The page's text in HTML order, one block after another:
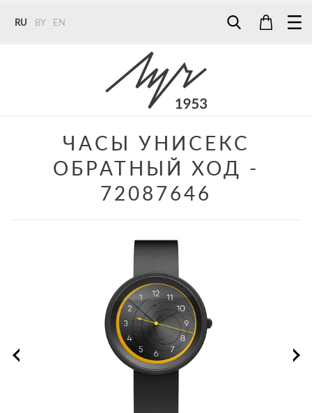
RU BY EN
+375 (29) 272 51 56
ЧАСЫ УНИСЕКС
ОБРАТНЫЙ ХОД -
72087646